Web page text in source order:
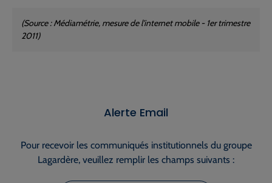
(Source : Médiamétrie, mesure de l'internet mobile - 1er trimestre
2011)
Alerte Email
Pour recevoir les communiqués institutionnels du groupe
Lagardère, veuillez remplir les champs suivants :